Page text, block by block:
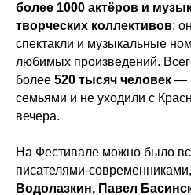
более 1000 актёров и
творческих коллективов:
спектакли и музыкальные
любимых произведений.
более 520 тысяч человек —
семьями и не уходили с
вечера.
На Фестивале можно было
писателями-
Водолазкин, Павел